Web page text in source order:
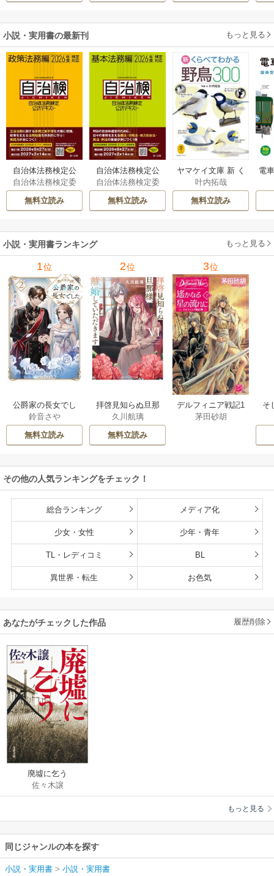
二度目は串刺し回
小説・実用書の最新刊 もっと見る
自治体法務検定公
式テキスト 政策
法務編 ２０２６
年度検定対応 1巻
自治体法務検定委
員会
無料立読み
自治体法務検定公
式テキスト 基本
法務編 ２０２６
年度検定対応 1巻
自治体法務検定委
員会
無料立読み
ヤマケイ文庫 新 く
らべてわかる野鳥3
00 1巻
叶内拓哉
無料立読み
電
小説・実用書ランキング もっと見る
1位
公爵家の長女でし
た
鈴音さや
無料立読み
2位
拝啓見知らぬ旦那
様、離婚していた
だきます
久川航璃
無料立読み
3位
デルフィニア戦記1
茅田砂胡
そ
その他の人気ランキングをチェック！
総合ランキング メディア化
少女・女性 少年・青年
TL・レディコミ BL
異世界・転生 お色気
あなたがチェックした作品 履歴削除
廃墟に乞う
佐々木譲
もっと見る
同じジャンルの本を探す
小説・実用書 > 小説・実用書